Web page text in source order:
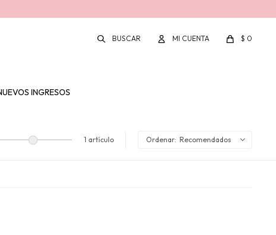
INGRESOS
$ 0
1 artículo Recomendados